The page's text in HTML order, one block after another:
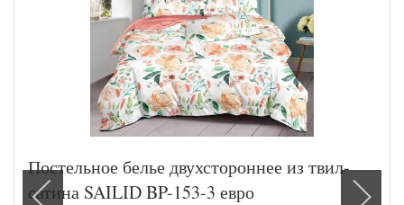
Постельное белье двухстороннее из твил-
сатина SAILID BP-153-3 евро